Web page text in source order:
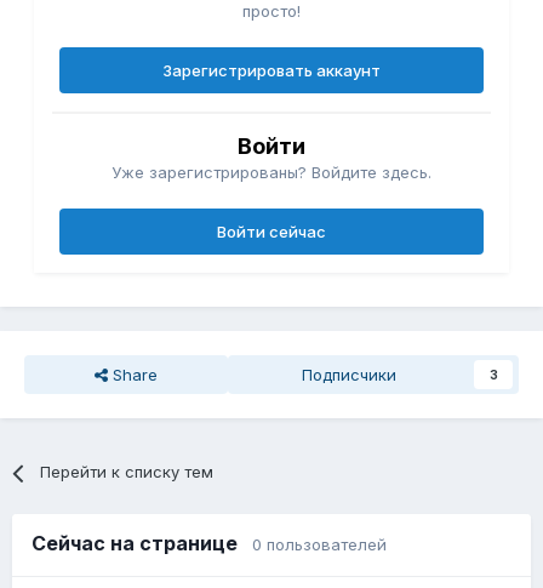
просто!
Зарегистрировать аккаунт
Войти
Уже зарегистрированы? Войдите здесь.
Войти сейчас
Share Подписчики 3
Перейти к списку тем
Сейчас на странице 0 пользователей